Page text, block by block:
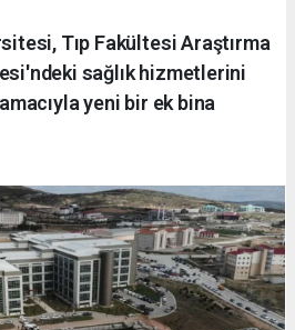
Tıp Fakültesi Araştırma
sağlık hizmetlerini
yeni bir ek bina